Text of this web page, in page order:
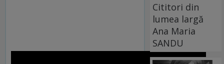
Cititori din
lumea largă
Ana Maria
SANDU